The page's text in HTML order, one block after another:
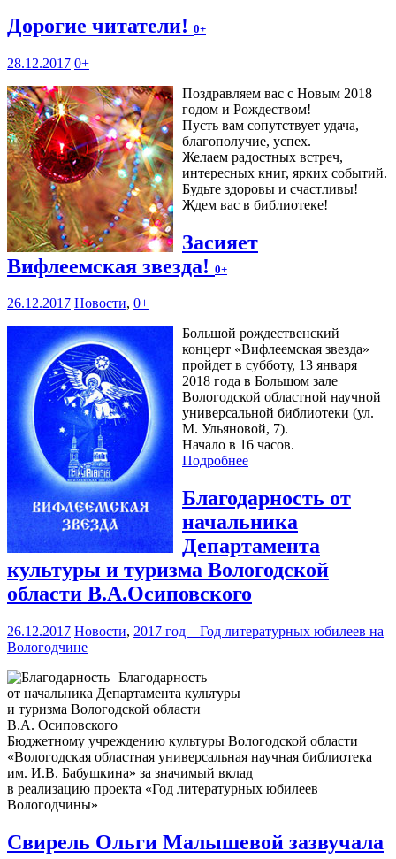
Дорогие читатели! 0+
28.12.2017 0+
Поздравляем вас с Новым 2018
годом и Рождеством!
Пусть вам сопутствует удача,
благополучие, успех.
Желаем радостных встреч,
интересных книг, ярких событий.
Будьте здоровы и счастливы!
Ждем вас в библиотеке!
Засияет
Вифлеемская звезда! 0+
26.12.2017 Новости, 0+
Большой рождественский
концерт «Вифлеемская звезда»
пройдет в субботу, 13 января
2018 года в Большом зале
Вологодской областной научной
универсальной библиотеки (ул.
М. Ульяновой, 7).
Начало в 16 часов.
Подробнее
Благодарность от
начальника
Департамента
культуры и туризма Вологодской
области В.А.Осиповского
26.12.2017 Новости, 2017 год – Год литературных юбилеев на
Вологодчине
Благодарность
от начальника Департамента культуры
и туризма Вологодской области
В.А. Осиповского
Бюджетному учреждению культуры Вологодской области
«Вологодская областная универсальная научная библиотека
им. И.В. Бабушкина» за значимый вклад
в реализацию проекта «Год литературных юбилеев
Вологодчины»
Свирель Ольги Малышевой зазвучала